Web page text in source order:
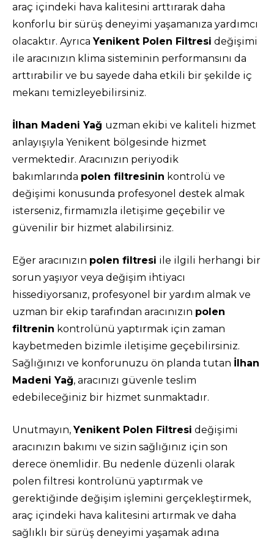
araç içindeki hava kalitesini arttırarak daha
konforlu bir sürüş deneyimi yaşamanıza yardımcı
olacaktır. AyrıcaYenikent Polen Filtresi değişimi
ile aracınızın klima sisteminin performansını da
arttırabilir ve bu sayede daha etkili bir şekilde iç
mekanı temizleyebilirsiniz.
İlhan Madeni Yağ uzman ekibi ve kaliteli hizmet
anlayışıyla Yenikent bölgesinde hizmet
vermektedir. Aracınızın periyodik
bakımlarında polen filtresinin kontrolü ve
değişimi konusunda profesyonel destek almak
isterseniz, firmamızla iletişime geçebilir ve
güvenilir bir hizmet alabilirsiniz.
Eğer aracınızın polen filtresi ile ilgili herhangi bir
sorun yaşıyor veya değişim ihtiyacı
hissediyorsanız, profesyonel bir yardım almak ve
uzman bir ekip tarafından aracınızın polen
filtrenin kontrolünü yaptırmak için zaman
kaybetmeden bizimle iletişime geçebilirsiniz.
Sağlığınızı ve konforunuzu ön planda tutan İlhan
Madeni Yağ, aracınızı güvenle teslim
edebileceğiniz bir hizmet sunmaktadır.
Unutmayın,Yenikent Polen Filtresi değişimi
aracınızın bakımı ve sizin sağlığınız için son
derece önemlidir. Bu nedenle düzenli olarak
polen filtresi kontrolünü yaptırmak ve
gerektiğinde değişim işlemini gerçekleştirmek,
araç içindeki hava kalitesini artırmak ve daha
sağlıklı bir sürüş deneyimi yaşamak adına